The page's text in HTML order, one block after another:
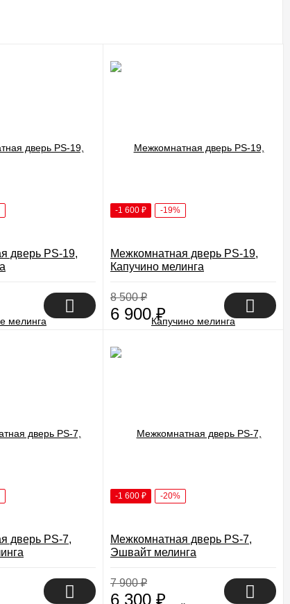
дверь PS-19,
-1 600 ₽ -19%
Межкомнатная дверь PS-19,
Капучино мелинга
8 500₽
6 900₽
дверь PS-7,
-1 600 ₽ -20%
Межкомнатная дверь PS-7,
Эшвайт мелинга
7 900₽
6 300 ₽